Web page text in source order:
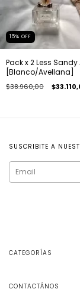
15% OFF
Pack x 2 Less
[Blanco/Avellana]
$38.960,00
SUSCRIBITE A
CATEGORÍAS
CONTACTÁNOS